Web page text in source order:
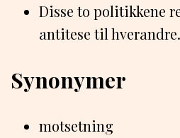
Disse to politikkene
antitese til hverandre.
Synonymer
motsetning